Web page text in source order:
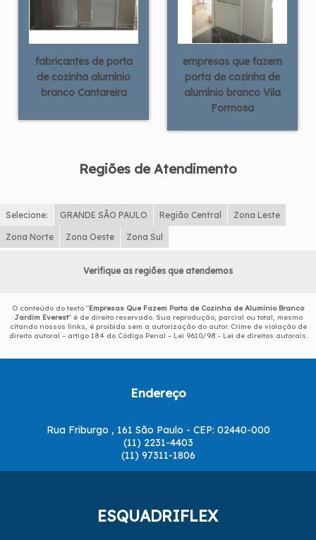
fabricantes de porta
de cozinha alumínio
branco Cantareira
empresas que fazem
porta de cozinha de
alumínio branco Vila
Formosa
Regiões de Atendimento
Selecione: GRANDE SÃO PAULO Região Central Zona Leste
Zona Norte Zona Oeste Zona Sul
Verifique as regiões que atendemos
O conteúdo do texto "Empresas Que Fazem Porta de Cozinha de Alumínio Branco
Jardim Everest" é de direito reservado. Sua reprodução, parcial ou total, mesmo
citando nossos links, é proibida sem a autorização do autor. Crime de violação de
direito autoral – artigo 184 do Código Penal – Lei 9610/98 - Lei de direitos autorais
Endereço
Rua Friburgo , 161 São Paulo - CEP: 02440-000
(11) 2231-4403
(11) 97311-1806
ESQUADRIFLEX